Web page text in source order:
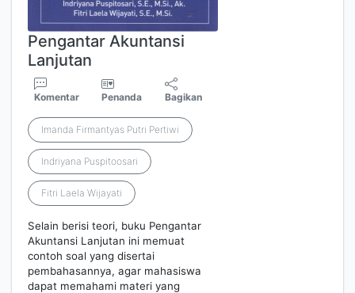
Pengantar Akuntansi
Lanjutan
Komentar Penanda Bagikan
Imanda Firmantyas Putri Pertiwi
Indriyana Puspitoosari
Fitri Laela Wijayati
Selain berisi teori, buku Pengantar
Akuntansi Lanjutan ini memuat
contoh soal yang disertai
pembahasannya, agar mahasiswa
dapat memahami materi yang